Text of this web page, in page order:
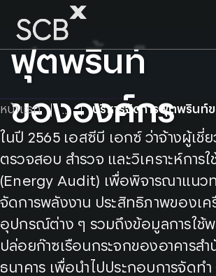
content
ค้นหาใน SCBX
Search
for:
บริหารจัดการ
ฟุตพริ้นท์
ขององค์กร
หน้าแรก
ในปี 2565 เอสซีบี เอกซ์ ว่าจ้างผู้เชี่
ตรวจสอบ สำรวจ และวิเคราะห์การ
(Energy Audit) เพื่อพิจารณาแนวท
จัดการพลังงาน ประสิทธิภาพของเค
อุปกรณ์ต่าง ๆ รวมถึงข้อมูลการใช้พ
ปล่อยก๊าซเรือนกระจกของอาคารสำ
ธนาคาร เพื่อนำไปประกอบการจัดท